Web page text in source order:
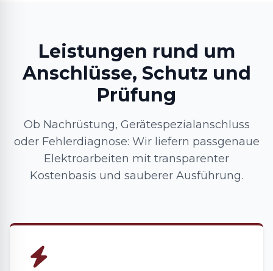
Leistungen rund um
Anschlüsse, Schutz und
Prüfung
Ob Nachrüstung, Gerätespezialanschluss
oder Fehlerdiagnose: Wir liefern passgenaue
Elektroarbeiten mit transparenter
Kostenbasis und sauberer Ausführung.